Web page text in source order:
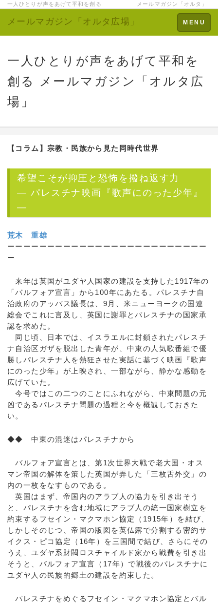
一人ひとりが声をあげて平和を創る メールマガジン「オルタ」
Toggle
navigation
MENU
メールマガジン「オルタ広場」
一人ひとりが声をあげて平和を
創る メールマガジン「オルタ広
場」
【コラム】 宗教・民族から見た同時代世界
希望こそが抑圧と恐怖を撥ね返す力
― パレスチナ映画『歌声にのった少年』
―
荒木 重雄
ーーーーーーーーーーーーーーーーーーーーーーーーー
ー
来年は英国がユダヤ人国家の建設を支持した1917年の
「バルフォア宣言」から100年にあたる。パレスチナ自
治政府のアッバス議長は、9月、米ニューヨークの国連
総会でこれに言及し、英国に謝罪とパレスチナの国家承
認を求めた。
同じ頃、日本では、イスラエルに封鎖されたパレスチ
ナ自治区ガザを脱出した青年が、中東の人気歌番組で優
勝しパレスチナ人を熱狂させた実話に基づく映画『歌声
にのった少年』が上映され、一部ながら、静かな感動を
広げていた。
今号ではこの二つのことにふれながら、中東問題の元
凶であるパレスチナ問題の過程と今を概観しておきた
い。
◆◆ 中東の混迷はパレスチナから
バルフォア宣言とは、第1次世界大戦で老大国・オス
マン帝国の解体を策した英国が弄した「三枚舌外交」の
内の一枚をなすものである。
英国はまず、帝国内のアラブ人の協力を引き出そう
と、パレスチナを含む地域にアラブ人の統一国家樹立を
約束するフセイン・マクマホン協定（1915年）を結び、
しかしそのじつ、帝国の版図を英仏露で分割する密約サ
イクス・ピコ協定（16年）を三国間で結び、さらにその
うえ、ユダヤ系財閥ロスチャイルド家から戦費を引き出
そうと、バルフォア宣言（17年）で戦後のパレスチナに
ユダヤ人の民族的郷土の建設を約束した。
パレスチナをめぐるフセイン・マクマホン協定とバル